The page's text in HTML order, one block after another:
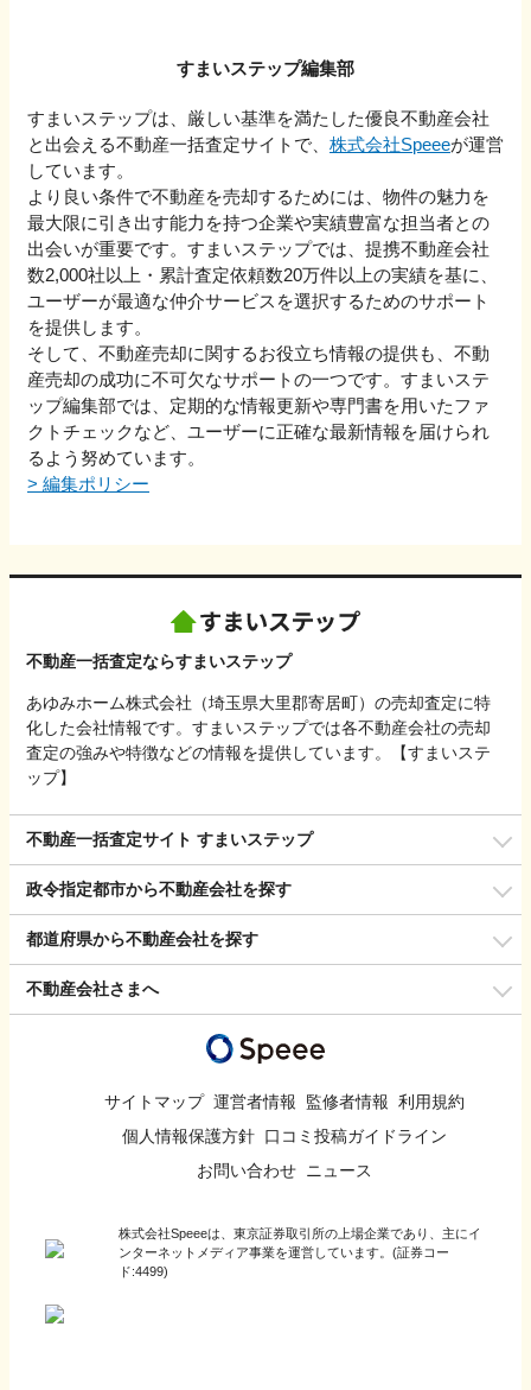
すまいステップ編集部
すまいステップは、厳しい基準を満たした優良不動産会社
と出会える不動産一括査定サイトで、 株式会社Speeeが運営
しています。
より良い条件で不動産を売却するためには、物件の魅力を
最大限に引き出す能力を持つ企業や実績豊富な担当者との
出会いが重要です。すまいステップでは、提携不動産会社
数2,000社以上・累計査定依頼数20万件以上の実績を基に、
ユーザーが最適な仲介サービスを選択するためのサポート
を提供します。
そして、不動産売却に関するお役立ち情報の提供も、不動
産売却の成功に不可欠なサポートの一つです。すまいステ
ップ編集部では、定期的な情報更新や専門書を用いたファ
クトチェックなど、ユーザーに正確な最新情報を届けられ
るよう努めています。
> 編集ポリシー
不動産一括査定ならすまいステップ
あゆみホーム株式会社（埼玉県大里郡寄居町）の売却査定に特
化した会社情報です。すまいステップでは各不動産会社の売却
査定の強みや特徴などの情報を提供しています。【すまいステ
ップ】
不動産一括査定サイト すまいステップ
政令指定都市から不動産会社を探す
都道府県から不動産会社を探す
不動産会社さまへ
サイトマップ 運営者情報 監修者情報 利用規約
個人情報保護方針 口コミ投稿ガイドライン
お問い合わせ ニュース
株式会社Speeeは、東京証券取引所の上場企業であり、主にイ
ンターネットメディア事業を運営しています。(証券コー
ド:4499)